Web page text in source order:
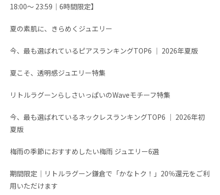
18:00～ 23:59│6時間限定】
夏の素肌に、きらめくジュエリー
今、最も選ばれているピアスランキングTOP6 │ 2026年夏版
夏こそ、透明感ジュエリー特集
リトルラグーンらしさいっぱいのWaveモチーフ特集
今、最も選ばれているネックレスランキングTOP6 │ 2026年初
夏版
梅雨の季節におすすめしたい梅雨 ジュエリー6選
期間限定│リトルラグーン鎌倉で「かなトク！」20％還元をご利
用いただけます